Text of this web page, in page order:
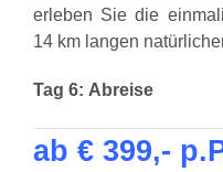
erleben Sie die
14 km langen
Tag 6: Abreise
ab € 399,-